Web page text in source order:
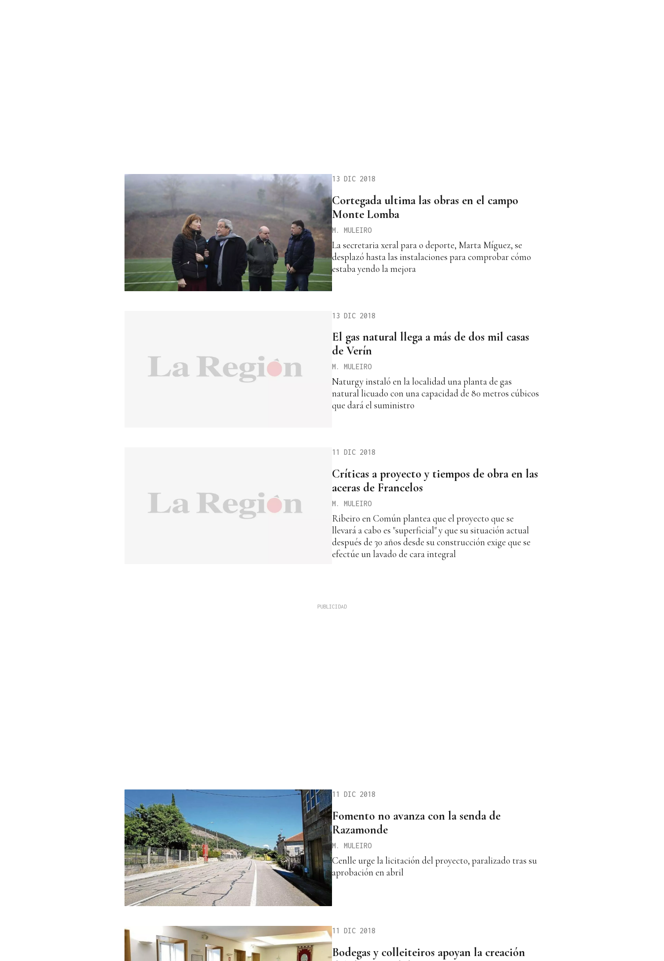
13 DIC 2018
Cortegada ultima las obras en el campo
Monte Lomba
M. MULEIRO
La secretaria xeral para o deporte, Marta Míguez, se
desplazó hasta las instalaciones para comprobar cómo
estaba yendo la mejora
13 DIC 2018
El gas natural llega a más de dos mil casas
de Verín
M. MULEIRO
Naturgy instaló en la localidad una planta de gas
natural licuado con una capacidad de 80 metros cúbicos
que dará el suministro
11 DIC 2018
Críticas a proyecto y tiempos de obra en las
aceras de Francelos
M. MULEIRO
Ribeiro en Común plantea que el proyecto que se
llevará a cabo es "superficial" y que su situación actual
después de 30 años desde su construcción exige que se
efectúe un lavado de cara integral
11 DIC 2018
Fomento no avanza con la senda de
Razamonde
M. MULEIRO
Cenlle urge la licitación del proyecto, paralizado tras su
aprobación en abril
11 DIC 2018
Bodegas y colleiteiros apoyan la creación